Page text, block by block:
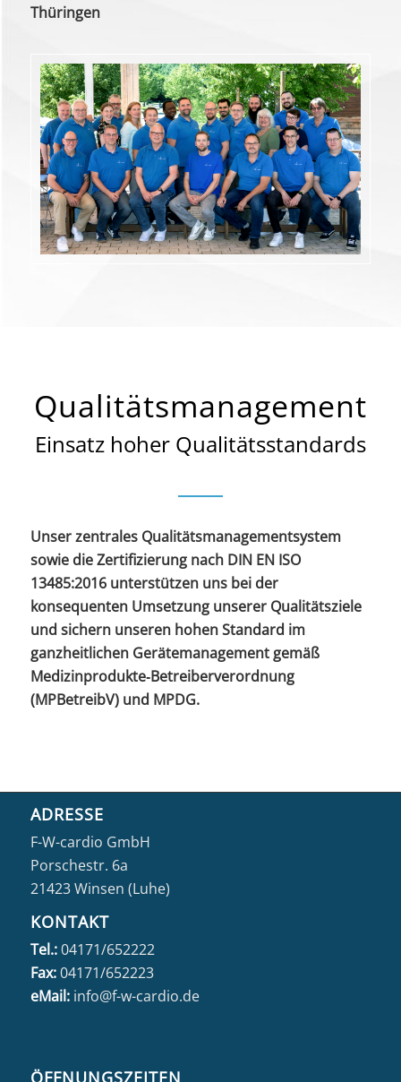
Thüringen
Qualitäts­management
Einsatz hoher Qualitätsstandards
Unser zentrales Qualitätsmanagementsystem
sowie die Zertifizierung nach DIN EN ISO
13485:2016 unterstützen uns bei der
konsequenten Umsetzung unserer Qualitätsziele
und sichern unseren hohen Standard im
ganzheitlichen Gerätemanagement gemäß
Medizinprodukte‑Betreiberverordnung
(MPBetreibV) und MPDG.
ADRESSE
F-W-cardio GmbH
Porschestr. 6a
21423 Winsen (Luhe)
KONTAKT
Tel.:04171/652222
Fax:04171/652223
eMail:info@f-w-cardio.de
ÖFFNUNGSZEITEN